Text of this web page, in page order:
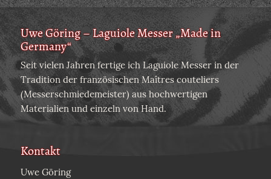
Uwe Göring – Laguiole Messer „Made in
Germany“
Seit vielen Jahren fertige ich Laguiole Messer in der
Tradition der französischen Maîtres couteliers
(Messerschmiedemeister) aus hochwertigen
Materialien und einzeln von Hand.
Kontakt
Uwe Göring